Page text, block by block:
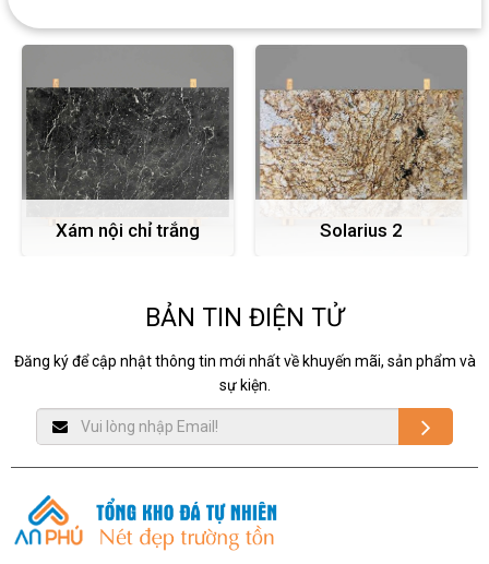
Xám nội chỉ trắng Solarius 2
BẢN TIN ĐIỆN TỬ
Đăng ký để cập nhật thông tin mới nhất về khuyến mãi, sản phẩm và
sự kiện.